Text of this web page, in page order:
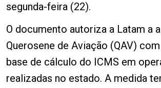
segunda-feira (22).
O documento autoriza a Latam a
Querosene de Aviação (QAV)
base de cálculo do ICMS em
realizadas no estado. A medida